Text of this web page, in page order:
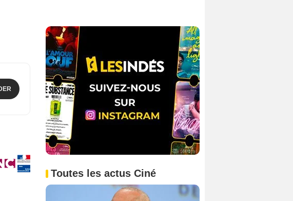
Toutes les actus Ciné